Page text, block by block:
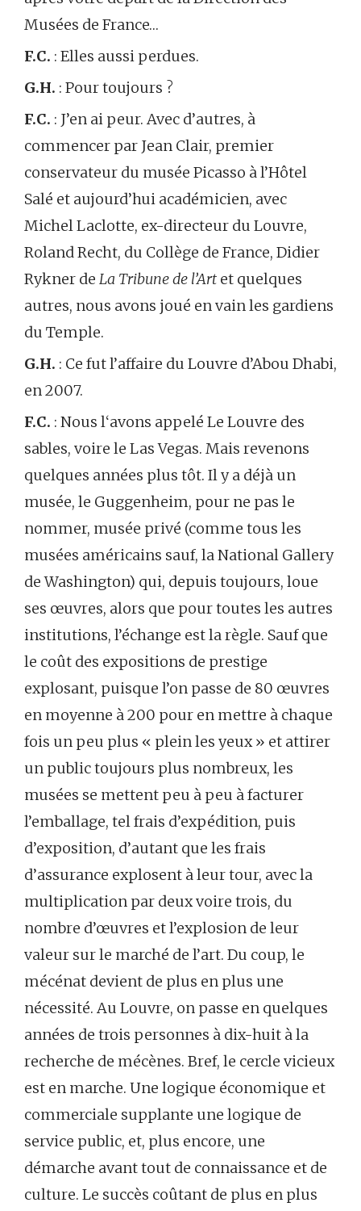
Musées de France…
F.C. : Elles aussi perdues.
G.H. : Pour toujours ?
F.C. : J’en ai peur. Avec d’autres, à
commencer par Jean Clair, premier
conservateur du musée Picasso à l’Hôtel
Salé et aujourd’hui académicien, avec
Michel Laclotte, ex-directeur du Louvre,
Roland Recht, du Collège de France, Didier
Rykner de La Tribune de l’Art et quelques
autres, nous avons joué en vain les gardiens
du Temple.
G.H. : Ce fut l’affaire du Louvre d’Abou Dhabi,
en 2007.
F.C. : Nous l‘avons appelé Le Louvre des
sables, voire le Las Vegas. Mais revenons
quelques années plus tôt. Il y a déjà un
musée, le Guggenheim, pour ne pas le
nommer, musée privé (comme tous les
musées américains sauf, la National Gallery
de Washington) qui, depuis toujours, loue
ses œuvres, alors que pour toutes les autres
institutions, l’échange est la règle. Sauf que
le coût des expositions de prestige
explosant, puisque l’on passe de 80 œuvres
en moyenne à 200 pour en mettre à chaque
fois un peu plus « plein les yeux » et attirer
un public toujours plus nombreux, les
musées se mettent peu à peu à facturer
l’emballage, tel frais d’expédition, puis
d’exposition, d’autant que les frais
d’assurance explosent à leur tour, avec la
multiplication par deux voire trois, du
nombre d’œuvres et l’explosion de leur
valeur sur le marché de l’art. Du coup, le
mécénat devient de plus en plus une
nécessité. Au Louvre, on passe en quelques
années de trois personnes à dix-huit à la
recherche de mécènes. Bref, le cercle vicieux
est en marche. Une logique économique et
commerciale supplante une logique de
service public, et, plus encore, une
démarche avant tout de connaissance et de
culture. Le succès coûtant de plus en plus